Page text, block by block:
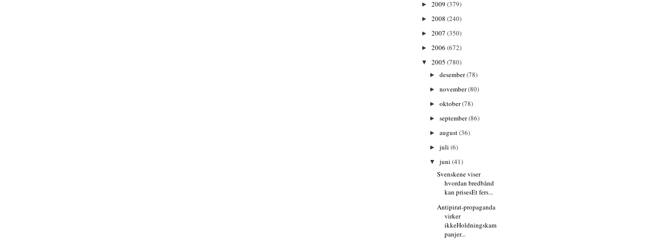
► 2009 (379)
► 2008 (240)
► 2007 (350)
► 2006 (672)
▼ 2005 (780)
► desember(78)
► november(80)
► oktober(78)
► september(86)
► august(36)
► juli (6)
▼ juni (41)
Svenskene viser
hvordan bredbånd
kan prisesEt fers...
Antipirat-propaganda
virker
ikkeHoldningskam
panjer...